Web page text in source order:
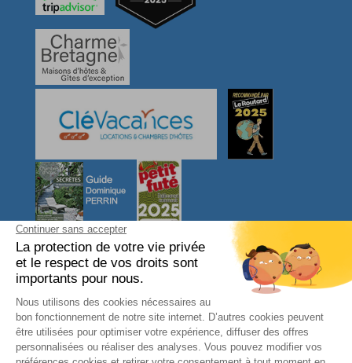
NOUS CONTACTER
L'arbre VOYAGEUR
27, Ty Er Chir
56550 LOCOAL MENDON
Morbihan - Bretagne Sud
FRANCE
Téléphone : 06 08 31 46 95